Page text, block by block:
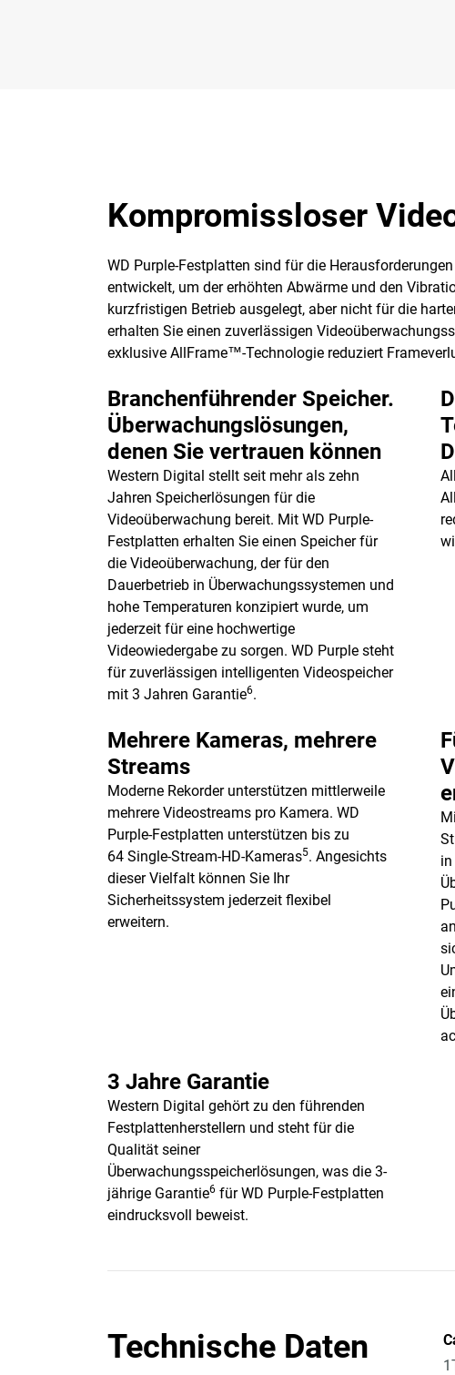
Kompromissloser
WD Purple-Festplatten sind für die
entwickelt, um der erhöhten Abwärme und den
kurzfristigen Betrieb ausgelegt, aber nicht für die
erhalten Sie einen zuverlässigen
exklusive AllFrame™-Technologie reduziert
Branchenführender Speicher.
Überwachungslösungen,
denen Sie vertrauen können
Western Digital stellt seit mehr als zehn
Jahren Speicherlösungen für die
Videoüberwachung bereit. Mit WD Purple-
Festplatten erhalten Sie einen Speicher für
die Videoüberwachung, der für den
Dauerbetrieb in Überwachungssystemen und
hohe Temperaturen konzipiert wurde, um
jederzeit für eine hochwertige
Videowiedergabe zu sorgen. WD Purple steht
für zuverlässigen intelligenten Videospeicher
mit 3 Jahren Garantie6.
Mehrere Kameras, mehrere
Streams
Moderne Rekorder unterstützen mittlerweile
mehrere Videostreams pro Kamera. WD
Purple-Festplatten unterstützen bis zu
64 Single-Stream-HD-Kameras5. Angesichts
dieser Vielfalt können Sie Ihr
Sicherheitssystem jederzeit flexibel
erweitern.
3 Jahre Garantie
Western Digital gehört zu den führenden
Festplattenherstellern und steht für die
Qualität seiner
Überwachungsspeicherlösungen, was die 3-
jährige Garantie6 für WD Purple-Festplatten
eindrucksvoll beweist.
Technische Daten